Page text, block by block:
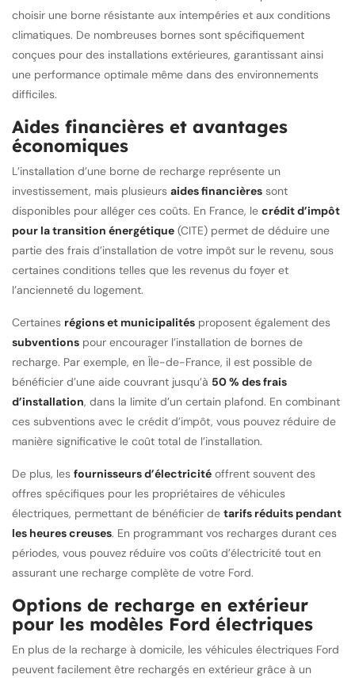
choisir une borne résistante aux intempéries et aux conditions
climatiques. De nombreuses bornes sont spécifiquement
conçues pour des installations extérieures, garantissant ainsi
une performance optimale même dans des environnements
difficiles.
Aides financières et avantages
économiques
L’installation d’une borne de recharge représente un
investissement, mais plusieurs aides financières sont
disponibles pour alléger ces coûts. En France, le crédit d’impôt
pour la transition énergétique (CITE) permet de déduire une
partie des frais d’installation de votre impôt sur le revenu, sous
certaines conditions telles que les revenus du foyer et
l’ancienneté du logement.
Certaines régions et municipalités proposent également des
subventions pour encourager l’installation de bornes de
recharge. Par exemple, en Île-de-France, il est possible de
bénéficier d’une aide couvrant jusqu’à 50 % des frais
d’installation, dans la limite d’un certain plafond. En combinant
ces subventions avec le crédit d’impôt, vous pouvez réduire de
manière significative le coût total de l’installation.
De plus, les fournisseurs d’électricité offrent souvent des
offres spécifiques pour les propriétaires de véhicules
électriques, permettant de bénéficier de tarifs réduits pendant
les heures creuses. En programmant vos recharges durant ces
périodes, vous pouvez réduire vos coûts d’électricité tout en
assurant une recharge complète de votre Ford.
Options de recharge en extérieur
pour les modèles Ford électriques
En plus de la recharge à domicile, les véhicules électriques Ford
peuvent facilement être rechargés en extérieur grâce à un